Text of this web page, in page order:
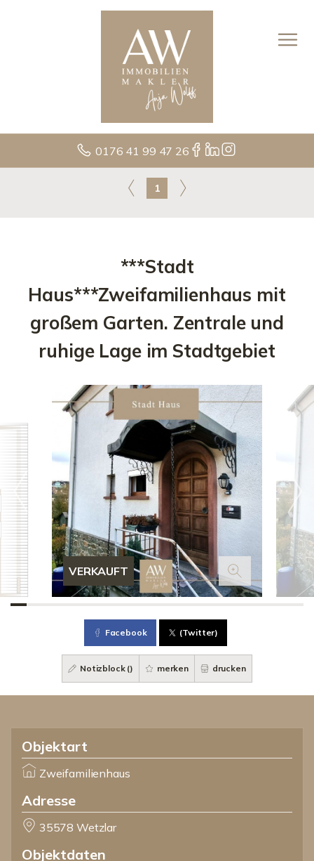
0176 41 99 47 26
1
***Stadt
Haus***Zweifamilienhaus mit
großem Garten. Zentrale und
ruhige Lage im Stadtgebiet
VERKAUFT
Facebook (Twitter)
Notizblock () merken drucken
Objektart
Zweifamilienhaus
Adresse
35578 Wetzlar
Objektdaten